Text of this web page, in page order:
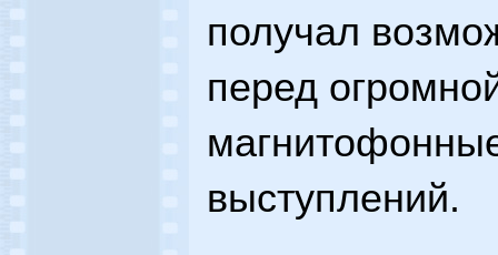
получал
перед
выступлений.